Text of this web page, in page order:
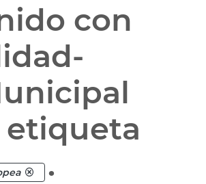
con
etiqueta
.